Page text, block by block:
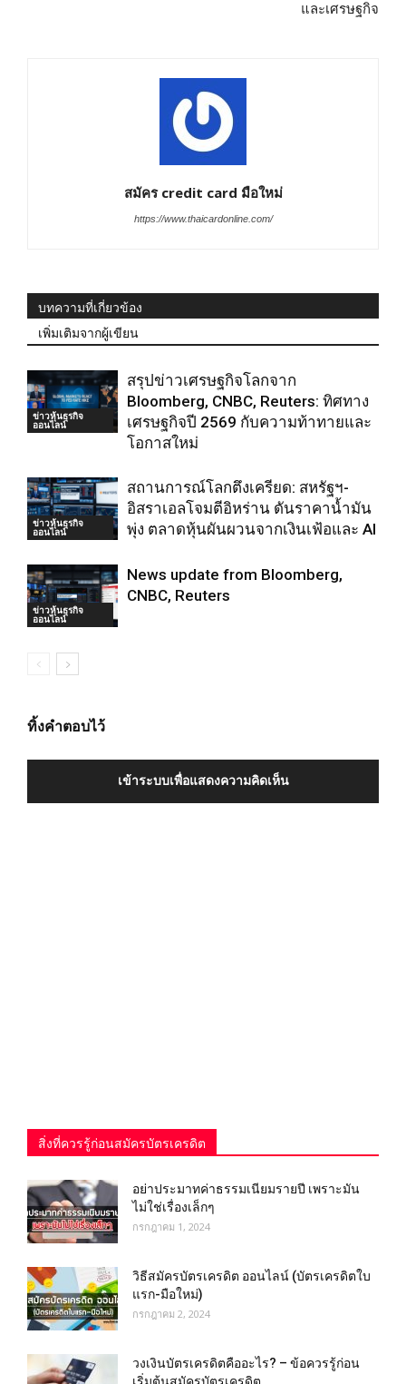
และเศรษฐกิจ
สมัคร credit card มือใหม่
https://www.thaicardonline.com/
บทความที่เกี่ยวข้อง
เพิ่มเติมจากผู้เขียน
ข่าวหุ้นธุรกิจ
ออนไลน์
สรุปข่าวเศรษฐกิจโลกจาก
Bloomberg, CNBC, Reuters: ทิศทาง
เศรษฐกิจปี 2569 กับความท้าทายและ
โอกาสใหม่
ข่าวหุ้นธุรกิจ
ออนไลน์
สถานการณ์โลกตึงเครียด: สหรัฐฯ-
อิสราเอลโจมตีอิหร่าน ดันราคาน้ำมัน
พุ่ง ตลาดหุ้นผันผวนจากเงินเฟ้อและ AI
ข่าวหุ้นธุรกิจ
ออนไลน์
News update from Bloomberg,
CNBC, Reuters
ทิ้งคำตอบไว้
เข้าระบบเพื่อแสดงความคิดเห็น
สิ่งที่ควรรู้ก่อนสมัครบัตรเครดิต
อย่าประมาทค่าธรรมเนียมรายปี เพราะมัน
ไม่ใช่เรื่องเล็กๆ
กรกฎาคม 1, 2024
วิธีสมัครบัตรเครดิต ออนไลน์ (บัตรเครดิตใบ
แรก-มือใหม่)
กรกฎาคม 2, 2024
วงเงินบัตรเครดิตคืออะไร? – ข้อควรรู้ก่อน
เริ่มต้นสมัครบัตรเครดิต